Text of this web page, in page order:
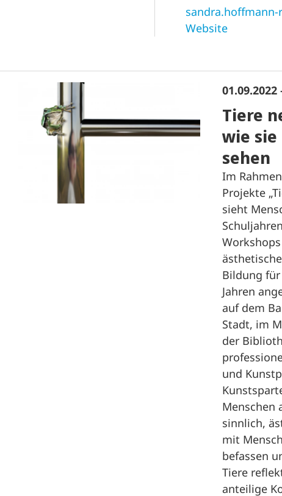
sandra.hoffmann-
Website
01.09.2022
Tiere
wie sie
sehen
Im
Projekte
sieht
Bildung
Jahren
auf dem
Stadt, im
der
und
Menschen
sinnlich,
mit
befassen
Tiere
anteilige